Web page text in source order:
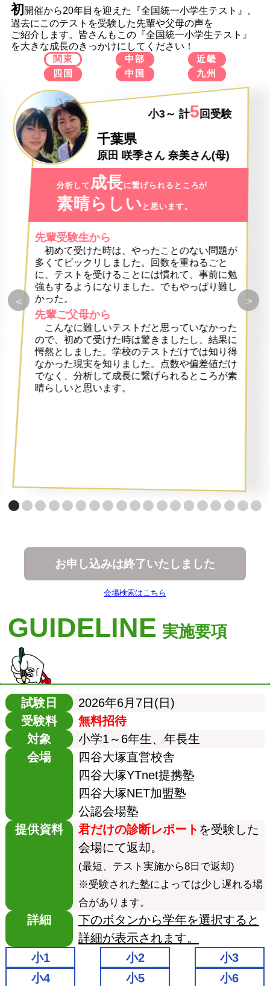
初 開催から20年目を迎えた『全国統一小学生テスト』。
過去にこのテストを受験した先輩や父母の声を
ご紹介します。皆さんもこの『全国統一小学生テスト』
を大きな成長のきっかけにしてください！
関東 中部
近畿
四国
中国 九州
小3～ 計5回受験
千葉県
原田 咲季さん 奈美さん(母)
分析して 成長に繋げられるところが
素晴らしいと思います。
先輩受験生から
初めて受けた時は、やったことのない問題が
多くてビックリしました。回数を重ねるごと
に、テストを受けることには慣れて、事前に勉
強もするようになりました。でもやっぱり難し
かった。
先輩ご父母から
こんなに難しいテストだと思っていなかった
ので、初めて受けた時は驚きましたし、結果に
愕然としました。学校のテストだけでは知り得
なかった現実を知りました。点数や偏差値だけ
でなく、分析して成長に繋げられるところが素
晴らしいと思います。
＞
＜
お申し込みは終了いたしました
会場検索はこちら
GUIDELINE 実施要項
試験日
2026年6月7日(日)
受験料
無料招待
対象
小学1～6年生、年長生
会場
四谷大塚直営校舎
四谷大塚YTnet提携塾
四谷大塚NET加盟塾
公認会場塾
提供資料
君だけの診断レポート を受験した
会場にて返却。
(最短、テスト実施から8日で返却)
※受験された塾によっては少し遅れる場
合があります。
詳細
下のボタンから学年を選択すると
詳細が表示されます。
小1
小2
小3
小4
小5
小6